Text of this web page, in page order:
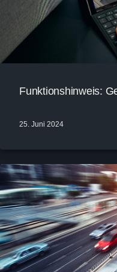
Funktionshinweis:
25. Juni 2024